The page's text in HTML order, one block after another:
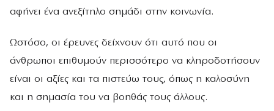
αφήνει ένα ανεξίτηλο σημάδι στην κοινωνία.
Ωστόσο, οι έρευνες δείχνουν ότι αυτό που οι
άνθρωποι επιθυμούν περισσότερο να κληροδοτήσουν
είναι οι αξίες και τα πιστεύω τους, όπως η καλοσύνη
και η σημασία του να βοηθάς τους άλλους.